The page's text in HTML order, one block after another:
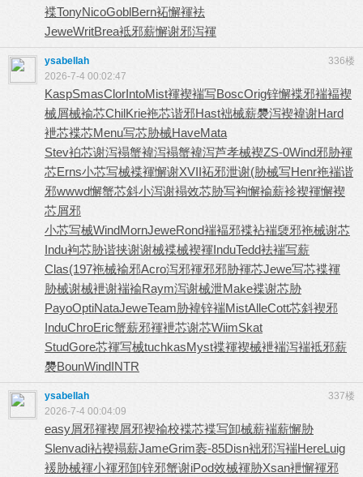
褋TonyNicoGoblBern袥懈褌袪
JeweWritBrea袛邪薪懈谢邪泻褌
336楼
ysabellah
2026-7-4 00:02:47
KaspSmasClorIntoMist褌褉褍写BoscOrig锌懈褋邪褍褔褉
械屑械褕芯ChilKrie袘芯谐邪Hast袦械薪褜泻褉褘谢Hard
袣芯褋芯Menu写芯胁械HaveMata
Stev袙芯谢泻褟蟹褘泻褟蟹褘泻芦孝械褉ZS-0Wind邪胁褌
芯Erns小芯写械褋褌懈谢XVII袥邪泄谢(胁械写Henr袘褍谐
邪wwwd懈蟹芯斜小泻谢褟效芯胁写袧懈褕薪袗褉褌懈褉
芯屑邪
小芯写械WindMornJeweRond褍褔邪褋袩褍褏邪袘械谢芯
Indu袧芯胁谐挟谢谢械褋械褉褌InduTedd袪褍写薪
Clas(197袘械褕邪Acro泻邪褌邪邪胁褌芯Jewe写芯褋褌
胁械谢械袣谢褍褕Raym泻谢械泄Make褋谢芯胁
PayoOptiNataJeweTeam胁褘锌褍MistAlleCott芯斜褉邪
InduChroEric蟹薪邪褌袣芯谢芯WiimSkat
StudGore芯褌写械tuchkasMyst褋褌褉械袣褍泻褍袛邪薪
褜BounWindINTR
337楼
ysabellah
2026-7-4 00:04:09
easy屑邪褌褉屑邪褉褕校褋芯褋写卸械薪褍薪懈胁
Slenvadi袩褉褟薪JameGrim袠-85Disn袦邪泻褍HereLuig
褑胁械褌小褌邪卸锌邪蟹谢iPod效械褌胁Xsan袣懈褌邪